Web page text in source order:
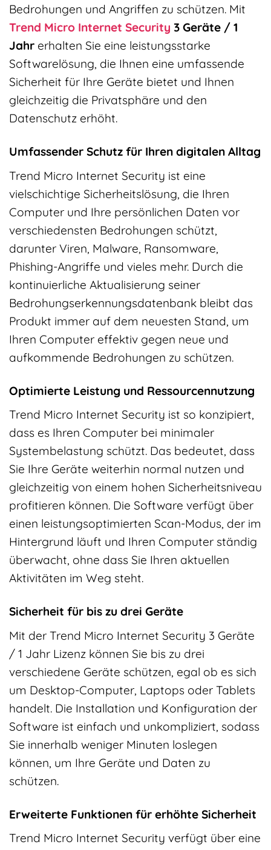
Bedrohungen und Angriffen zu schützen. Mit
Trend Micro Internet Security 3 Geräte / 1
Jahr erhalten Sie eine leistungsstarke
Softwarelösung, die Ihnen eine umfassende
Sicherheit für Ihre Geräte bietet und Ihnen
gleichzeitig die Privatsphäre und den
Datenschutz erhöht.
Umfassender Schutz für Ihren digitalen Alltag
Trend Micro Internet Security ist eine
vielschichtige Sicherheitslösung, die Ihren
Computer und Ihre persönlichen Daten vor
verschiedensten Bedrohungen schützt,
darunter Viren, Malware, Ransomware,
Phishing-Angriffe und vieles mehr. Durch die
kontinuierliche Aktualisierung seiner
Bedrohungserkennungsdatenbank bleibt das
Produkt immer auf dem neuesten Stand, um
Ihren Computer effektiv gegen neue und
aufkommende Bedrohungen zu schützen.
Optimierte Leistung und Ressourcennutzung
Trend Micro Internet Security ist so konzipiert,
dass es Ihren Computer bei minimaler
Systembelastung schützt. Das bedeutet, dass
Sie Ihre Geräte weiterhin normal nutzen und
gleichzeitig von einem hohen Sicherheitsniveau
profitieren können. Die Software verfügt über
einen leistungsoptimierten Scan-Modus, der im
Hintergrund läuft und Ihren Computer ständig
überwacht, ohne dass Sie Ihren aktuellen
Aktivitäten im Weg steht.
Sicherheit für bis zu drei Geräte
Mit der Trend Micro Internet Security 3 Geräte
/ 1 Jahr Lizenz können Sie bis zu drei
verschiedene Geräte schützen, egal ob es sich
um Desktop-Computer, Laptops oder Tablets
handelt. Die Installation und Konfiguration der
Software ist einfach und unkompliziert, sodass
Sie innerhalb weniger Minuten loslegen
können, um Ihre Geräte und Daten zu
schützen.
Erweiterte Funktionen für erhöhte Sicherheit
Trend Micro Internet Security verfügt über eine